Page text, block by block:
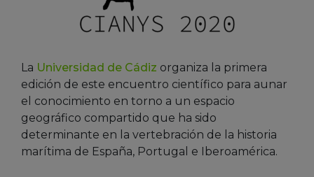
La Universidad de Cádiz organiza la primera
edición de este encuentro científico para aunar
el conocimiento en torno a un espacio
geográfico compartido que ha sido
determinante en la vertebración de la historia
marítima de España, Portugal e Iberoamérica.